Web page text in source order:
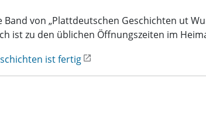
von „Plattdeutschen Geschichten ut
ist zu den üblichen Öffnungszeiten im
ist fertig